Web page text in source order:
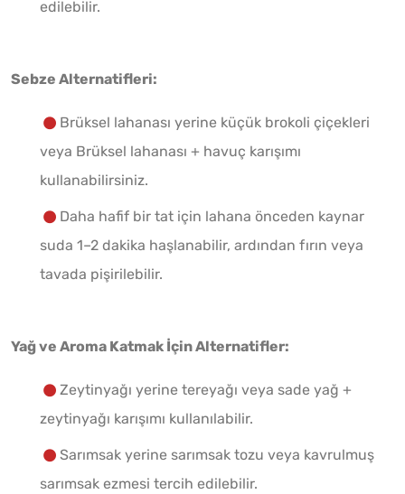
edilebilir.
Sebze Alternatifleri:
Brüksel lahanası yerine küçük brokoli çiçekleri
veya Brüksel lahanası + havuç karışımı
kullanabilirsiniz.
Daha hafif bir tat için lahana önceden kaynar
suda 1–2 dakika haşlanabilir, ardından fırın veya
tavada pişirilebilir.
Yağ ve Aroma Katmak İçin Alternatifler:
Zeytinyağı yerine tereyağı veya sade yağ +
zeytinyağı karışımı kullanılabilir.
Sarımsak yerine sarımsak tozu veya kavrulmuş
sarımsak ezmesi tercih edilebilir.